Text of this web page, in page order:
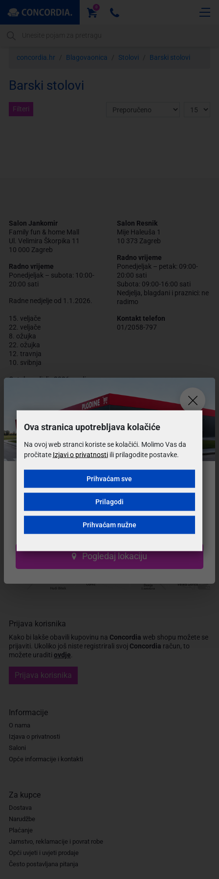
0
concordia.hr Blagovaonica Stolovi Barski stolovi
Barski stolovi
Filteri
Salon Jankomir
Family fun & home Mall
Ul. Velimira Škorpika 11
10 000 Zagreb
Radno vrijeme
Ponedjeljak – subota: 10:00-
20:00 sati
Radne nedjelje od 1.1.2026.
15. veljače
22. veljače
8. ožujka
22. ožujka
12. travnja
10. svibnja
Ostale nedjelje 2026. godine
Salon Resnik
Mije Haleuša 1
10 373 Zagreb
Radno vrijeme
Ponedjeljak – petak: 09:00-
20:00 sati
Subota: 09:00-16:00 sati
Nedjelja, blagdani i praznici: ne
radimo
Kontakt telefon
01/2058-797
Prijava korisnika
Kako bi lakše obavili kupovinu na Concordia web shopu možete se
prijaviti. Ukoliko još niste registrirali svoj Concordia račun, to
možete uraditi ovdje
Prijava korisnika
Informacije
O nama
Izjava o privatnosti
Saloni
Opće informacije i kontakti
Za kupce
Dostava
Narudžbe
Plaćanje
Jamstvo, reklamacije i povrat robe
Opći uvjeti i uvjeti prodaje
Često postavljana pitanja
Preselili smo nanovu lokaciju!
Naš prodajni salon se nalazi na novoj adresi.
Posjetite nas u novom, modernijem prostoru!
Pogledaj lokaciju
Ova stranica upotrebljava kolačiće
Na ovoj web stranci koriste se kolačići. Molimo Vas da
pročitate Izjavi o privatnostiili prilagodite postavke.
Prihvaćam nužne
Prilagodi
Prihvaćam sve